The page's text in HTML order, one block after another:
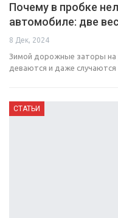
Почему в пробке
автомобиле: две
8 Дек, 2024
Зимой дорожные заторы на
деваются и даже
СТАТЬИ